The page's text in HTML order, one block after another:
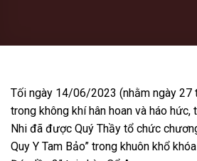
Tối ngày 14/06/2023 (nhằm ngày 27
trong không khí hân hoan và háo hức,
Nhi đã được Quý Thầy tổ chức
Quy Y Tam Bảo” trong khuôn khổ